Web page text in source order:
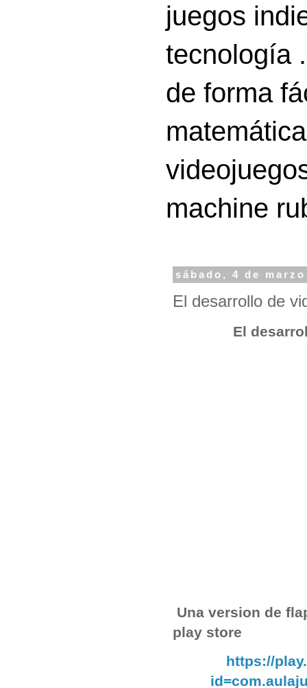
juegos
tecnología
de forma
machine
sábado, 4 de
El desarrollo de
El
Una version de
play store
https://